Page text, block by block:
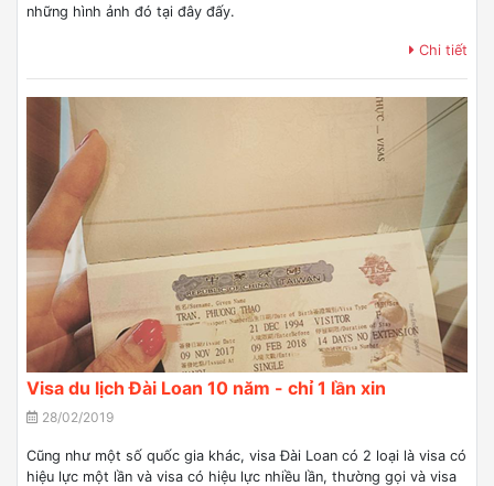
những hình ảnh đó tại đây đấy.
Chi tiết
Visa du lịch Đài Loan 10 năm - chỉ 1 lần xin
28/02/2019
Cũng như một số quốc gia khác, visa Đài Loan có 2 loại là visa có
hiệu lực một lần và visa có hiệu lực nhiều lần, thường gọi và visa